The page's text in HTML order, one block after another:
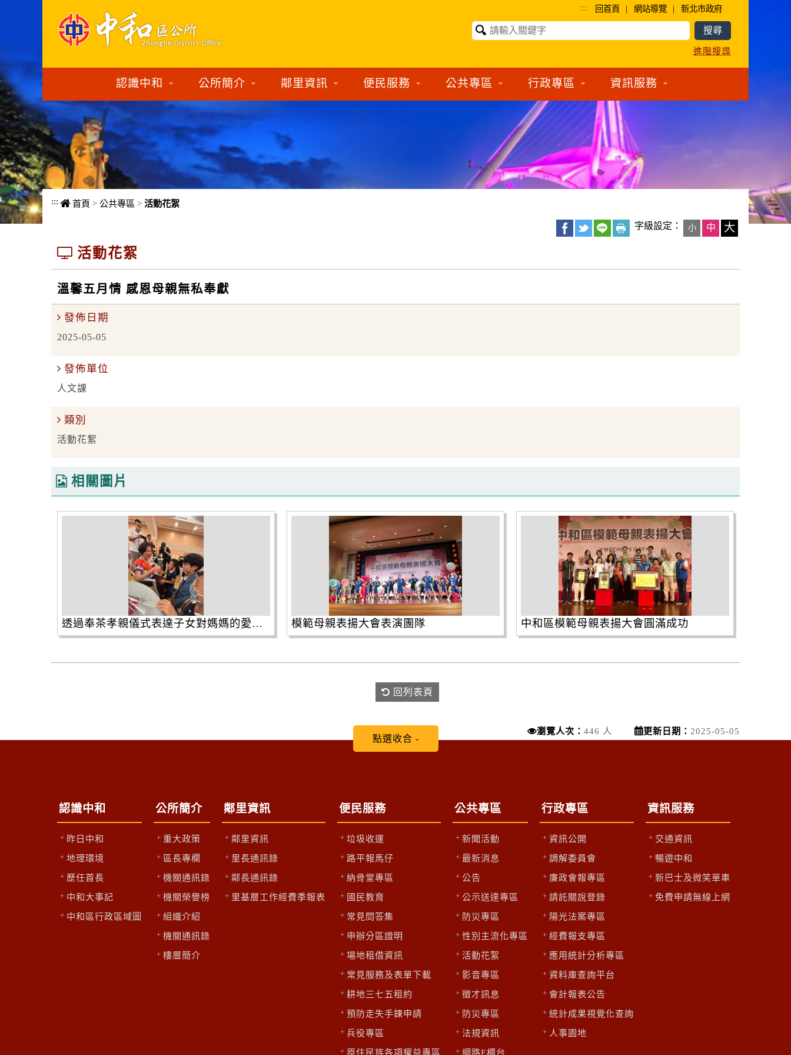
::: 回首頁 | 網站導覽 | 新北市政府
進階搜尋
認識中和 公所簡介 鄰里資訊 便民服務 公共專區 行政專區 資訊服務
::: 首頁 > 公共專區 > 活動花絮
字級設定： 小 中 大
活動花絮
溫馨五月情 感恩母親無私奉獻
發佈日期
2025-05-05
發佈單位
人文課
類別
活動花絮
相關圖片
透過奉茶孝親儀式表達子女對媽媽的愛與感謝 模範母親表揚大會表演團隊 中和區模範母親表揚大會圓滿成功
回列表頁
瀏覽人次： 446 人 更新日期： 2025-05-05
認識中和
昨日中和
地理環境
歷任首長
中和大事記
中和區行政區域圖
公所簡介
重大政策
區長專欄
機關通訊錄
機關榮譽榜
組織介紹
機關通訊錄
樓層簡介
鄰里資訊
鄰里資訊
里長通訊錄
鄰長通訊錄
里基層工作經費季報表
便民服務
垃圾收運
路平報馬仔
納骨堂專區
國民教育
常見問答集
申辦分區證明
場地租借資訊
常見服務及表單下載
耕地三七五租約
預防走失手鍊申請
兵役專區
原住民族各項權益專區
公共專區
新聞活動
最新消息
公告
公示送達專區
防災專區
性別主流化專區
活動花絮
影音專區
徵才訊息
防災專區
法規資訊
網路E櫃台
行政專區
資訊公開
調解委員會
廉政會報專區
請託關說登錄
陽光法案專區
經費報支專區
應用統計分析專區
資料庫查詢平台
會計報表公告
統計成果視覺化查詢
人事園地
資訊服務
交通資訊
暢遊中和
新巴士及微笑單車
免費申請無線上網